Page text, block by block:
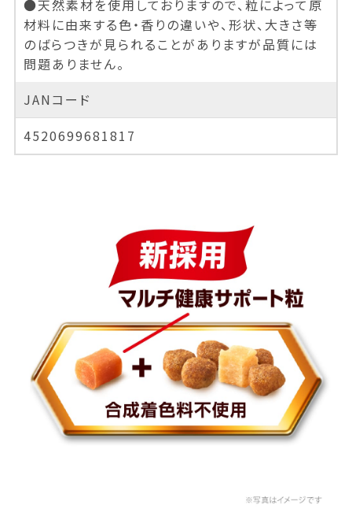
●天然素材を使用しておりますので、粒によって原
材料に由来する色・香りの違いや、形状、大きさ等
のばらつきが見られることがありますが品質には
問題ありません。
JANコード
4520699681817